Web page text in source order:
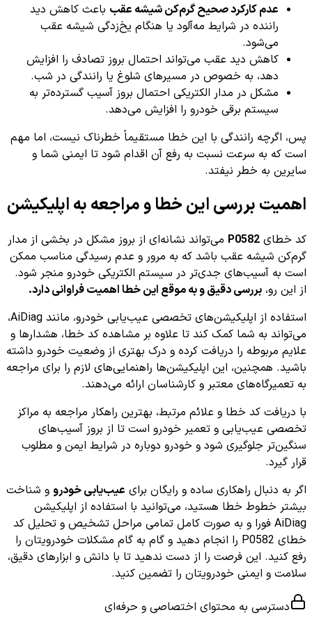
عدم کارکرد صحیح گرم‌کن شیشه عقب باعث کاهش دید
راننده در شرایط مه‌آلود یا هنگام یخ‌زدگی شیشه عقب
می‌شود.
کاهش دید عقب می‌تواند احتمال بروز تصادف را افزایش
دهد، به خصوص در مسیرهای شلوغ یا رانندگی در شب.
مشکل در مدار الکتریکی احتمال بروز آسیب گسترده‌تر به
سیستم برقی خودرو را افزایش می‌دهد.
پس، اگرچه رانندگی با این خطا مستقیماً خطرناک نیست، اما مهم
است که به سرعت نسبت به رفع آن اقدام شود تا ایمنی شما و
سایرین به خطر نیفتد.
اهمیت بررسی این خطا و مراجعه به اپلیکیشن
کد خطای P0582 می‌تواند نشانه‌ای از بروز مشکل در بخشی از مدار
گرم‌کن شیشه عقب باشد که به مرور و عدم رسیدگی مناسب ممکن
است به آسیب‌های جدی‌تر در سیستم الکتریکی خودرو منجر شود.
از این رو، بررسی دقیق و به موقع این خطا اهمیت فراوانی دارد.
استفاده از اپلیکیشن‌های تخصصی عیب‌یابی خودرو، مانند AiDiag،
می‌تواند به شما کمک کند تا علاوه بر مشاهده کد خطا، هشدارها و
علایم مربوطه را دریافت کرده و درک بهتری از وضعیت خودرو داشته
باشید. همچنین، این اپلیکیشن‌ها راهنمایی‌های لازم را برای مراجعه
به تعمیرگاه‌های معتبر و کارشناسان ارائه می‌دهند.
با دریافت کد خطا و علائم مرتبط، بهترین راهکار مراجعه به مراکز
تخصصی عیب‌یابی و تعمیر خودرو است تا از بروز آسیب‌های
سنگین‌تر جلوگیری شود و خودرو دوباره در شرایط ایمن و مطلوب
قرار گیرد.
اگر به دنبال راهکاری ساده و رایگان برای عیب‌یابی خودرو و شناخت
بیشتر خطوط خطا هستید، می‌توانید با استفاده از اپلیکیشن
AiDiag فورا و به صورت کامل تمامی مراحل تشخیص و تحلیل کد
خطای P0582 را انجام دهید و گام به گام مشکلات خودرویتان را
رفع کنید. این فرصت را از دست ندهید تا با دانش و ابزارهای دقیق،
سلامت و ایمنی خودرویتان را تضمین کنید.
دسترسی به محتوای اختصاصی و حرفه‌ای